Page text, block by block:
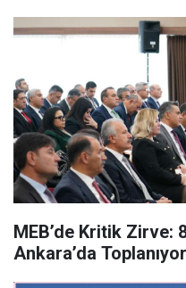
MEB’de Kritik Zirve:
Ankara’da Toplanıyor